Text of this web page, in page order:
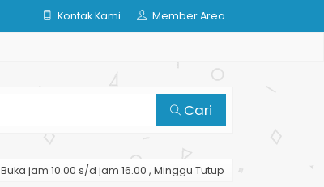
Kontak Kami Member Area
Cari
Buka jam 10.00 s/d jam 16.00 , Minggu Tutup